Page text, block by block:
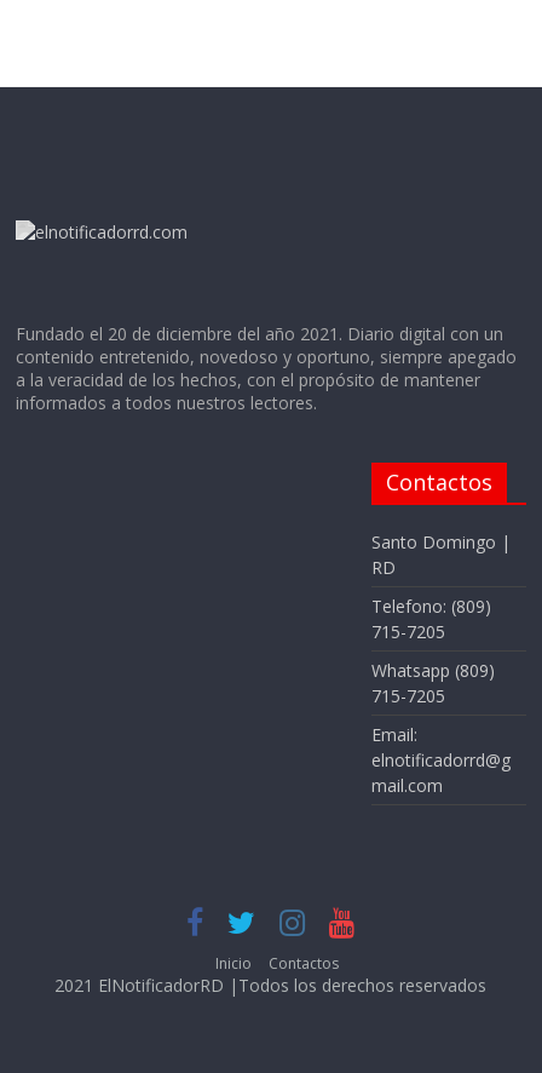
Fundado el 20 de diciembre del año 2021. Diario digital con un
contenido entretenido, novedoso y oportuno, siempre apegado
a la veracidad de los hechos, con el propósito de mantener
informados a todos nuestros lectores.
Contactos
Santo Domingo |
RD
Telefono: (809)
715-7205
Whatsapp (809)
715-7205
Email:
elnotificadorrd@g
mail.com
Inicio Contactos
2021 ElNotificadorRD |Todos los derechos reservados